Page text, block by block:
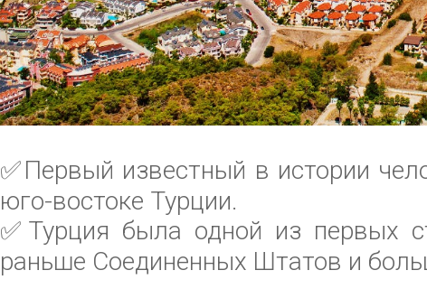
✅Первый известный в истории
юго-востоке Турции.
✅ Турция была одной из первых
раньше Соединенных Штатов и